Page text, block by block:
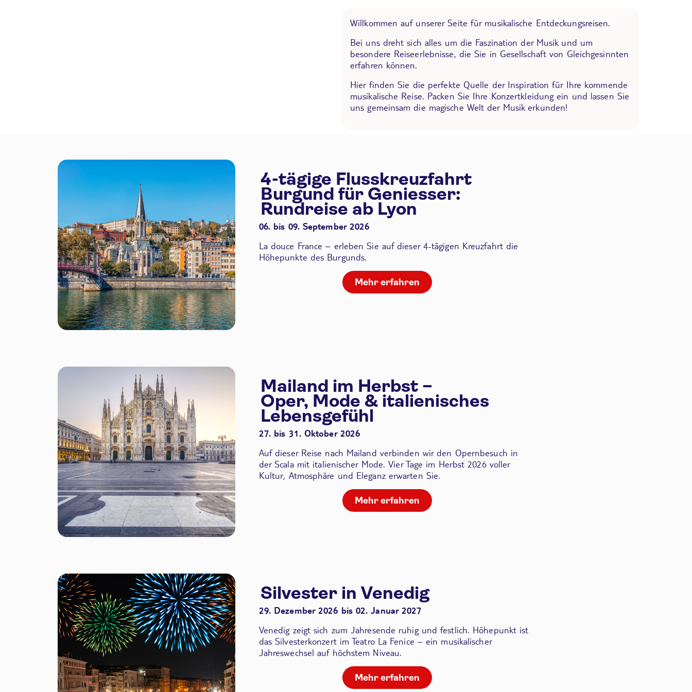
Willkommen auf unserer Seite für musikalische Entdeckungsreisen.
Bei uns dreht sich alles um die Faszination der Musik und um
besondere Reiseerlebnisse, die Sie in Gesellschaft von Gleichgesinnten
erfahren können.
Hier finden Sie die perfekte Quelle der Inspiration für Ihre kommende
musikalische Reise. Packen Sie Ihre Konzertkleidung ein und lassen Sie
uns gemeinsam die magische Welt der Musik erkunden!
4-tägige Flusskreuzfahrt
Burgund für Geniesser:
Rundreise ab Lyon
06. bis 09. September 2026
La douce France – erleben Sie auf dieser 4-tägigen Kreuzfahrt die
Höhepunkte des Burgunds.
Mehr erfahren
Mailand im Herbst –
Oper, Mode & italienisches
Lebensgefühl
27. bis 31. Oktober 2026
Auf dieser Reise nach Mailand verbinden wir den Opernbesuch in
der Scalamit italienischer Mode. Vier Tage im Herbst 2026 voller
Kultur, Atmosphäre und Eleganz erwarten Sie.
Mehr erfahren
Silvester in Venedig
29. Dezember 2026 bis 02. Januar 2027
Venedig zeigt sich zum Jahresende ruhig und festlich. Höhepunkt ist
das Silvesterkonzert im Teatro La Fenice – ein musikalischer
Jahreswechsel auf höchstem Niveau.
Mehr erfahren